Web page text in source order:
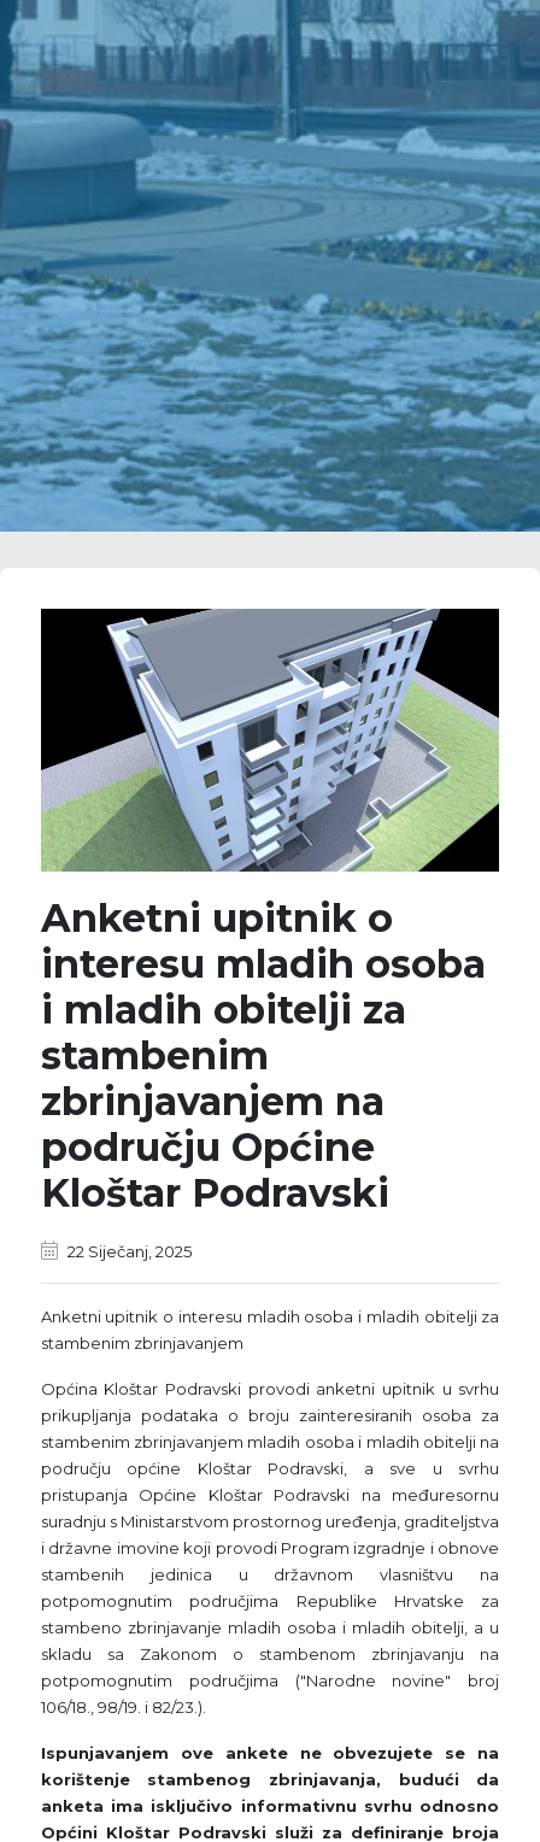
Anketni upitnik o
interesu mladih osoba
i mladih obitelji za
stambenim
zbrinjavanjem na
području Općine
Kloštar Podravski
22 Siječanj, 2025
Anketni upitnik o interesu mladih osoba i mladih obitelji za
stambenim zbrinjavanjem
Općina Kloštar Podravski provodi anketni upitnik u svrhu
prikupljanja podataka o broju zainteresiranih osoba za
stambenim zbrinjavanjem mladih osoba i mladih obitelji na
području općine Kloštar Podravski, a sve u svrhu
pristupanja Općine Kloštar Podravski na međuresornu
suradnju s Ministarstvom prostornog uređenja, graditeljstva
i državne imovine koji provodi Program izgradnje i obnove
stambenih jedinica u državnom vlasništvu na
potpomognutim područjima Republike Hrvatske za
stambeno zbrinjavanje mladih osoba i mladih obitelji, a u
skladu sa Zakonom o stambenom zbrinjavanju na
potpomognutim područjima ("Narodne novine" broj
106/18., 98/19. i 82/23.).
Ispunjavanjem ove ankete ne obvezujete se na
korištenje stambenog zbrinjavanja, budući da
anketa ima isključivo informativnu svrhu odnosno
Općini Kloštar Podravski služi za definiranje broja